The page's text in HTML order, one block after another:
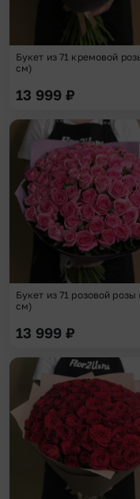
Букет из 71 кремовой
см)
13 999 ₽
Букет из 71 розовой розы
см)
13 999 ₽